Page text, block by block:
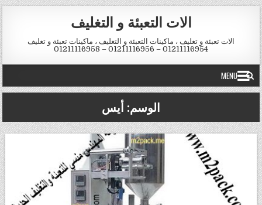
Skip to content
الات التعبئة و التغليف
الات تعبئة و تغليف ، ماكينات التعبئة و التغليف ، ماكينات تعبئة و تغليف
01211116954 – 01211116956 – 01211116958
MENU
الوسم: أيس